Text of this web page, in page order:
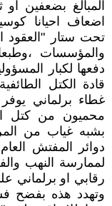
المبالغ بضعفين
اضعاف احيانا
تحت ستار "العقود
والمؤسسات
دفعها لكبار
قادة الكتل
غطاء برلماني
محميون من كتل
بشبه غياب من
دوائر المفتش
لممارسة النهب
رقابي او برلماني
وتهدد هذه بفضح